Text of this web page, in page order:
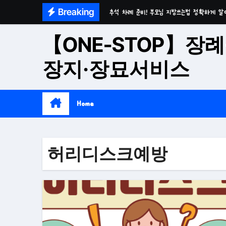
Breaking 추석 차례 준비! 부모님 지방쓰는법 정확하게 알
시간이 흘러도 변함없는 가치 성주 추모공원
치유와 위로의 공간 기독교전용 김천 납골당
재단법인 효심추모공원(현 삼랑진추모공원)
【ONE-STOP】장례
장지·장묘서비스
Home
허리디스크예방